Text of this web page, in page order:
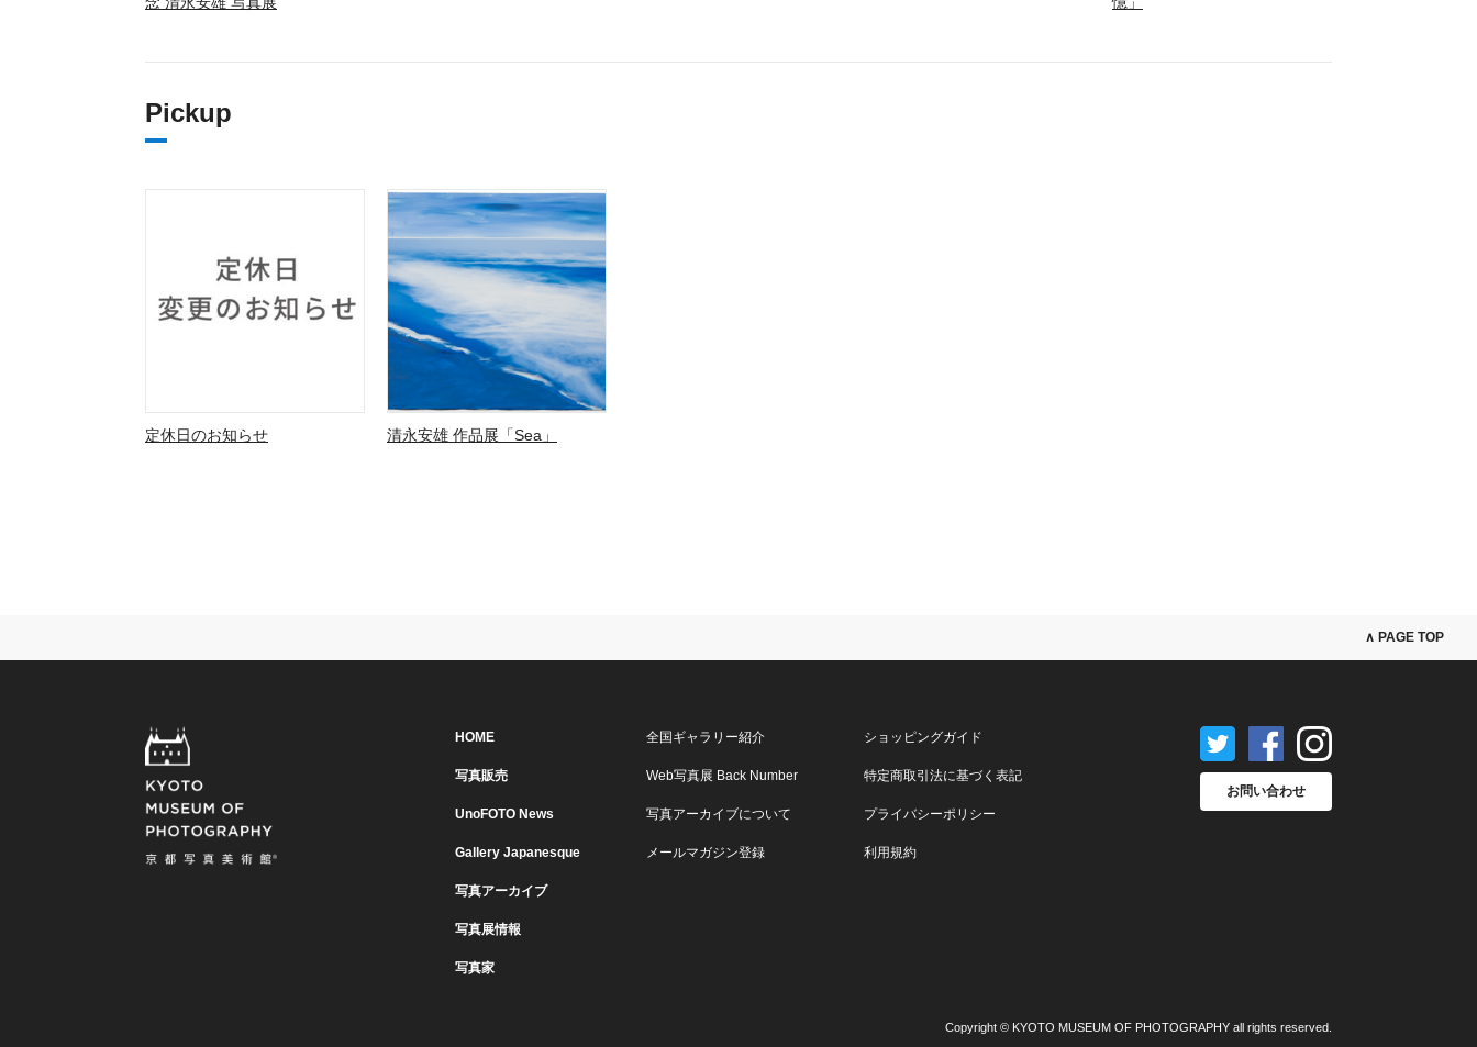
Pickup
定休日のお知らせ 清永安雄 作品展「Sea」
∧ PAGE TOP
HOME
写真販売
UnoFOTO News
Gallery Japanesque
写真アーカイブ
写真展情報
写真家
全国ギャラリー紹介
Web写真展 Back Number
写真アーカイブについて
メールマガジン登録
ショッピングガイド
特定商取引法に基づく表記
プライバシーポリシー
利用規約
お問い合わせ
Copyright © KYOTO MUSEUM OF PHOTOGRAPHY all rights reserved.